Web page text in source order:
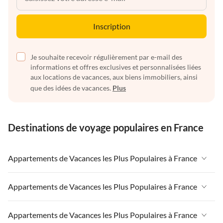
Inscription
Je souhaite recevoir régulièrement par e-mail des
informations et offres exclusives et personnalisées liées
aux locations de vacances, aux biens immobiliers, ainsi
que des idées de vacances. Plus
Destinations de voyage populaires en France
Appartements de Vacances les Plus Populaires à France
Appartements de Vacances à France
Appartements de Vacances à Paris-Ile de France
Appartements de Vacances à Paris
Appartements de Vacances les Plus Populaires à France
Appartements de Vacances à France
Appartements de Vacances les Plus Populaires à France